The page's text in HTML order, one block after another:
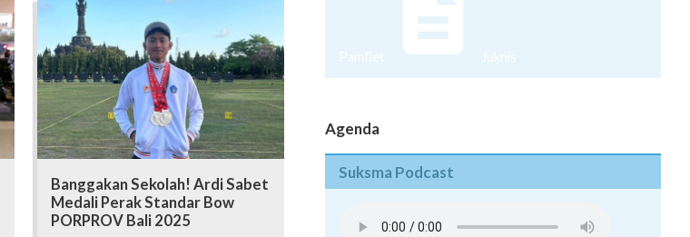
Banggakan Sekolah! Ardi Sabet
Medali Perak Standar Bow
PORPROV Bali 2025
Pamflet Juknis
Agenda
Suksma Podcast